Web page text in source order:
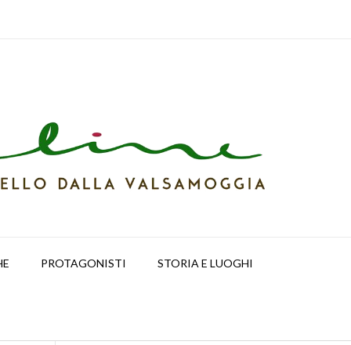
PROTAGONISTI STORIA E LUOGHI